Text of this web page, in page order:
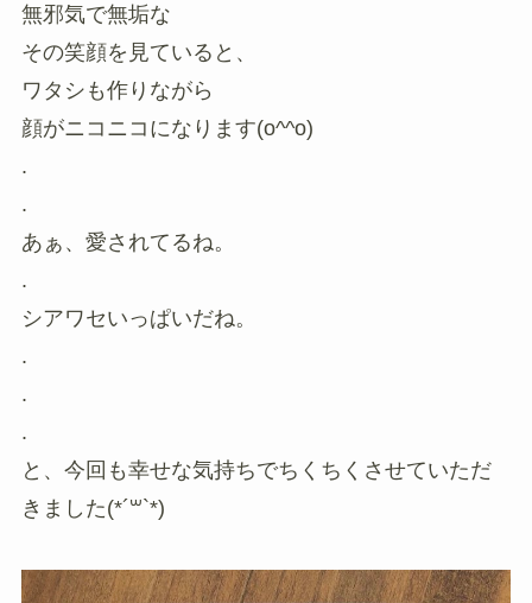
無邪気で無垢な
その笑顔を見ていると、
ワタシも作りながら
顔がニコニコになります(o^^o)
.
.
あぁ、愛されてるね。
.
シアワセいっぱいだね。
.
.
.
と、今回も幸せな気持ちでちくちくさせていただ
きました(*´꒳`*)